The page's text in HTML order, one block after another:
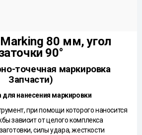
80 мм, угол
90°
точечная маркировка
Запчасти)
для нанесения маркировки
при помощи которого наносится
зависит от целого комплекса
силы удара, жесткости